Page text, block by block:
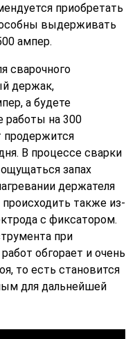
приобретать
выдерживать
ампер.
сварочного
держак,
а будете
работы на 300
продержится
В процессе сварки
запах
держателя
также из-
с фиксатором.
при
обгорает и очень
то есть становится
для дальнейшей